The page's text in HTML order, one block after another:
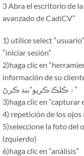
3 Abra el escritorio de
avanzado de CadiCV”
1) utilice select“usuario”
“iniciar sesión”
2)haga clic en “
información de su
۽ ڪلڪ ڪريو”بند ڪرڻ”
3)haga clic en “capturar
4) repetición de los
5)seleccione la foto del
izquierdo)
6)haga clic en “análisis”